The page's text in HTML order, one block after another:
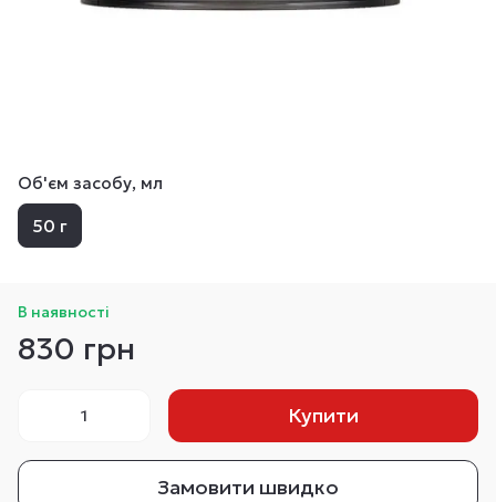
Об'єм засобу, мл
50 г
В наявності
830 грн
Купити
Замовити швидко